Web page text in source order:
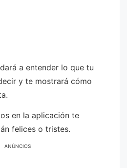
a entender lo que tu
y te mostrará cómo
en la aplicación te
felices o tristes.
ANÚNCIOS